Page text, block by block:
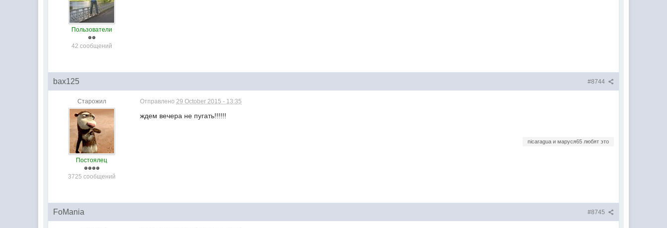
Пользователи
42 сообщений
#8744
bax125
Старожил
Постоялец
3725 сообщений
Отправлено29 October 2015 - 13:35
ждем вечера не пугать!!!!!!
nicaragua и маруся65 любят это
#8745
FoMania